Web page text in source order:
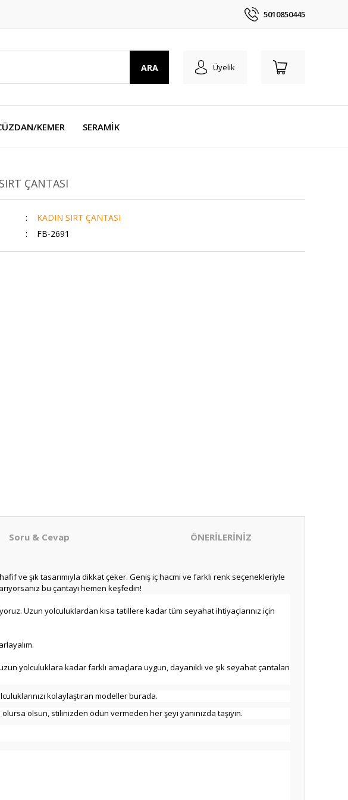
5010850445
ARA Üyelik
KEMER SERAMİK
ÇANTASI
KADIN SIRT ÇANTASI
FB-2691
Soru & Cevap ÖNERİLERİNİZ
ve şık tasarımıyla dikkat çeker. Geniş iç hacmi ve farklı renk seçenekleriyle
bu çantayı hemen keşfedin!
Uzun yolculuklardan kısa tatillere kadar tüm seyahat ihtiyaçlarınız için
yolculuklara kadar farklı amaçlara uygun, dayanıklı ve şık seyahat çantaları
kolaylaştıran modeller burada.
olsun, stilinizden ödün vermeden her şeyi yanınızda taşıyın.